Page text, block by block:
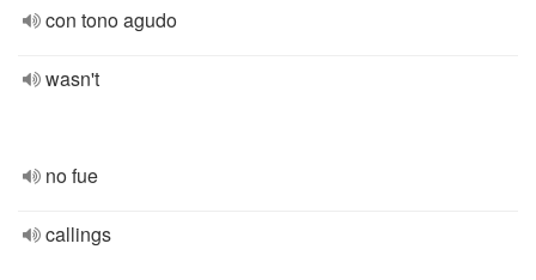
con tono agudo
wasn't
no fue
callings